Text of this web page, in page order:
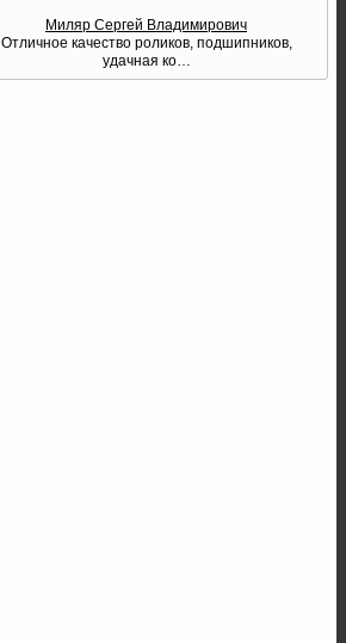
Миляр Сергей Владимирович
Отличное качество роликов, подшипников,
удачная ко…